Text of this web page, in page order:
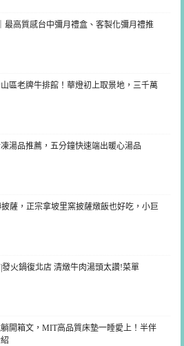
最高質感台中彌月禮盒、客製化彌月禮推
區老牌牛排館！華燈初上取景地，三千萬
湯品推薦，五分鐘快速端出暖心湯品
披薩，正宗拿坡里窯披薩燉飯也好吃，小巨
發火鍋復北店 清燉牛肉湯頭太讚!菜單
開箱文，MIT高品質床墊一睡愛上！半伴